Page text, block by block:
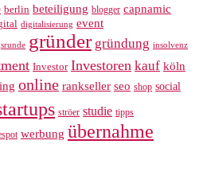
berlin beteiligung blogger capnamic
digitalisierung event
gründer gründung insolvenz
Investor Investoren kauf köln
online rankseller seo shop social
ströer studie tipps
werbung übernahme